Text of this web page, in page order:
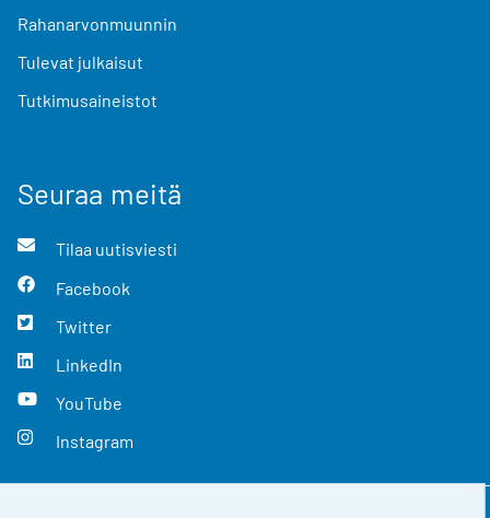
Rahanarvonmuunnin
Tulevat julkaisut
Tutkimusaineistot
Seuraa meitä
Tilaa uutisviesti
Facebook
Twitter
LinkedIn
YouTube
Instagram